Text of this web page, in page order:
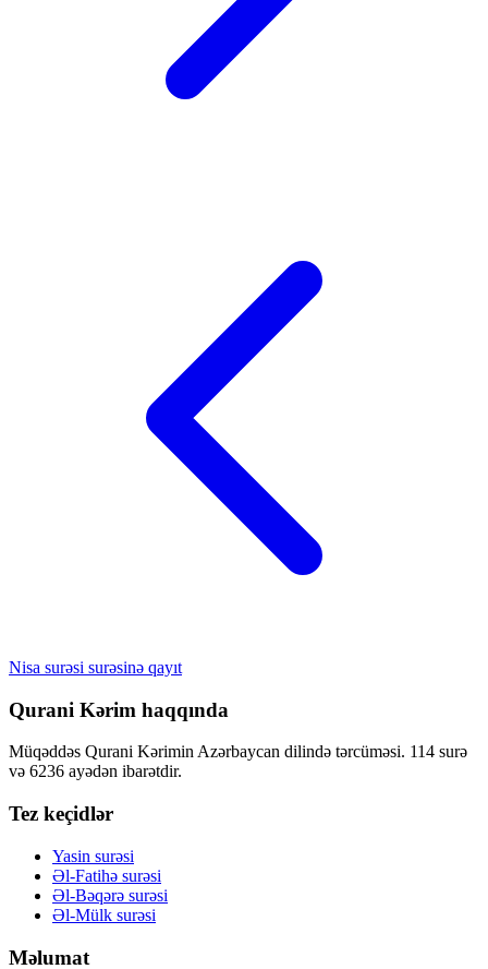
Nisa surəsi surəsinə qayıt
Qurani Kərim haqqında
Müqəddəs Qurani Kərimin Azərbaycan dilində tərcüməsi. 114 surə
və 6236 ayədən ibarətdir.
Tez keçidlər
Yasin surəsi
Əl-Fatihə surəsi
Əl-Bəqərə surəsi
Əl-Mülk surəsi
Məlumat